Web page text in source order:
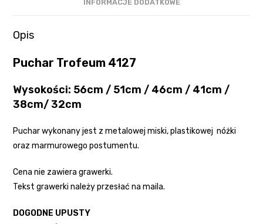
INFORMACJE DODATKOWE
Opis
Puchar Trofeum 4127
Wysokości: 56cm / 51cm / 46cm / 41cm /
38cm/ 32cm
Puchar wykonany jest z metalowej miski, plastikowej nóżki
oraz marmurowego postumentu.
Cena nie zawiera grawerki.
Tekst grawerki należy przesłać na maila.
DOGODNE UPUSTY